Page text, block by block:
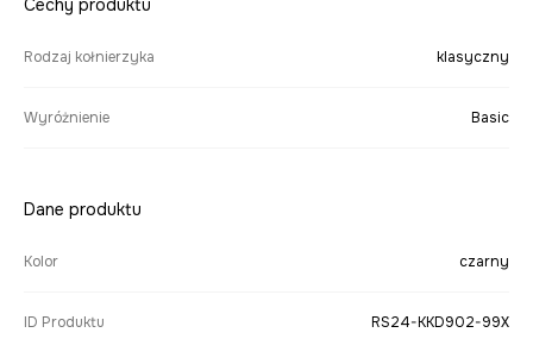
Cechy produktu
Rodzaj kołnierzyka klasyczny
Wyróżnienie Basic
Dane produktu
Kolor czarny
ID Produktu RS24-KKD902-99X